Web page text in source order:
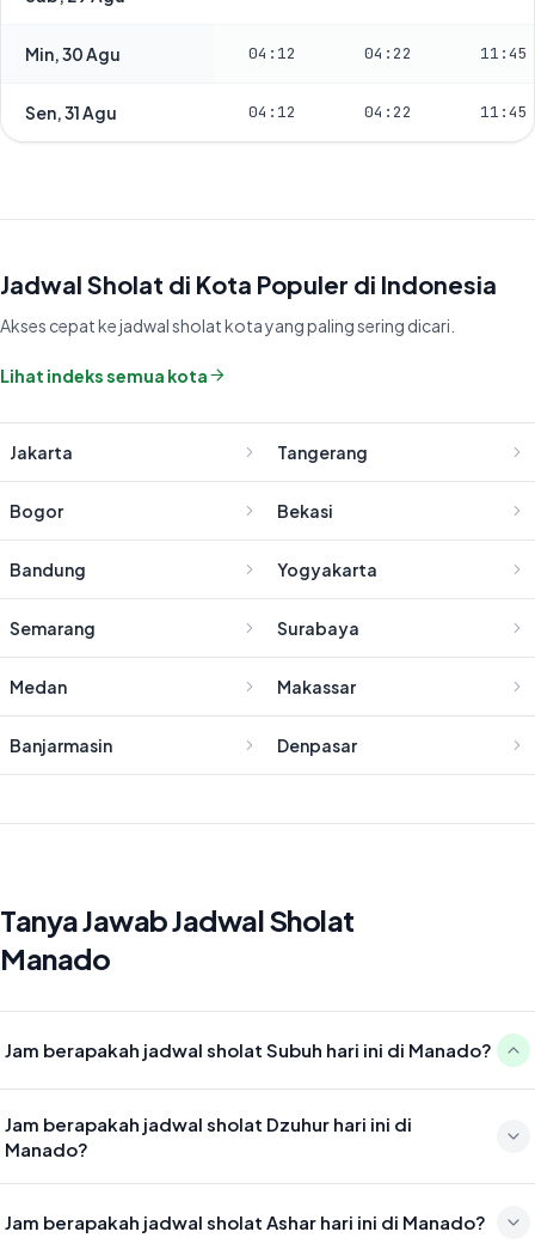
Min, 30 Agu 04:12 04:22 11:45
Sen, 31 Agu 04:12 04:22 11:45
Jadwal Sholat di Kota Populer di Indonesia
Akses cepat ke jadwal sholat kota yang paling sering dicari.
Lihat indeks semua kota
Jakarta Tangerang
Bogor Bekasi
Bandung Yogyakarta
Semarang Surabaya
Medan Makassar
Banjarmasin Denpasar
Tanya Jawab Jadwal Sholat
Manado
Jam berapakah jadwal sholat Subuh hari ini di Manado?
Jam berapakah jadwal sholat Dzuhur hari ini di
Manado?
Jam berapakah jadwal sholat Ashar hari ini di Manado?